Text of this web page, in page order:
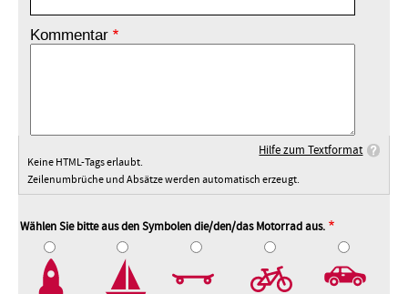
Kommentar
Hilfe zum Textformat
Keine HTML-Tags erlaubt.
Zeilenumbrüche und Absätze werden automatisch erzeugt.
Wählen Sie bitte aus den Symbolen die/den/das Motorrad aus.